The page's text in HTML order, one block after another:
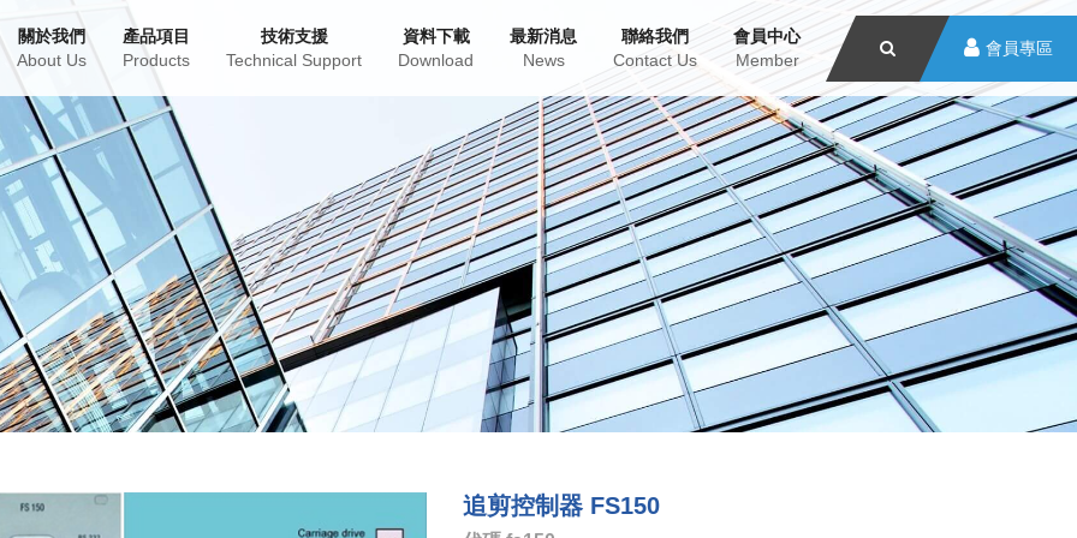
會員專區
關於我們
About Us
產品項目
Products
技術支援
Technical Support
資料下載
Download
最新消息
News
聯絡我們
Contact Us
會員中心
Member
追剪控制器 FS150